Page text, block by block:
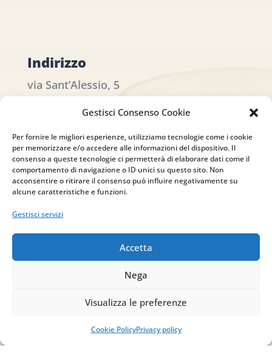
Gestisci Consenso Cookie
Per fornire le migliori esperienze, utilizziamo tecnologie come i cookie
per memorizzare e/o accedere alle informazioni del dispositivo. Il
consenso a queste tecnologie ci permetterà di elaborare dati come il
comportamento di navigazione o ID unici su questo sito. Non
acconsentire o ritirare il consenso può influire negativamente su
alcune caratteristiche e funzioni.
Gestisci servizi
Accetta
Nega
Visualizza le preferenze
Cookie PolicyPrivacy policy
Indirizzo
via Sant’Alessio, 5
83030 Venticano (AV)
Email
info@studiopizzano.it
P.IVA
IT02754810642
ISCRIVITI ALLA
NEWSLETTER
novità, clicca sul pulsante qui sotto e